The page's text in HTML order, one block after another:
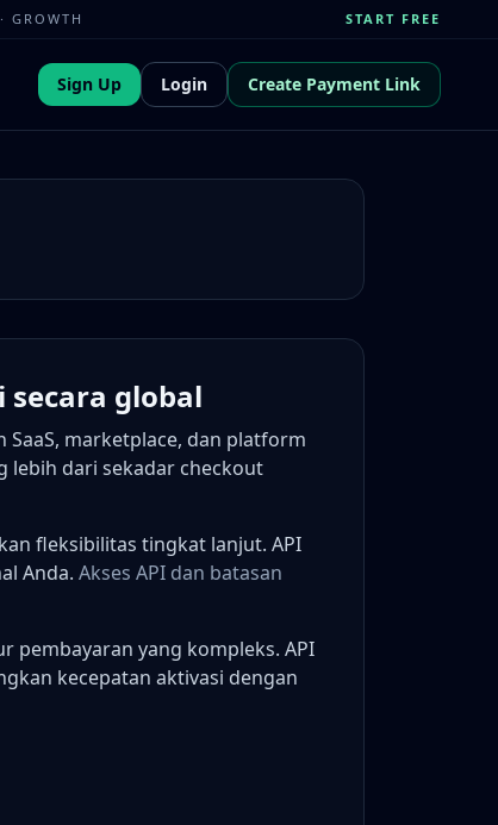
GROWTH START FREE
Sign Up Login Create Payment Link
secara global
marketplace, dan platform
lebih dari sekadar checkout
fleksibilitas tingkat lanjut. API
Anda. Akses API dan batasan
pembayaran yang kompleks. API
kecepatan aktivasi dengan